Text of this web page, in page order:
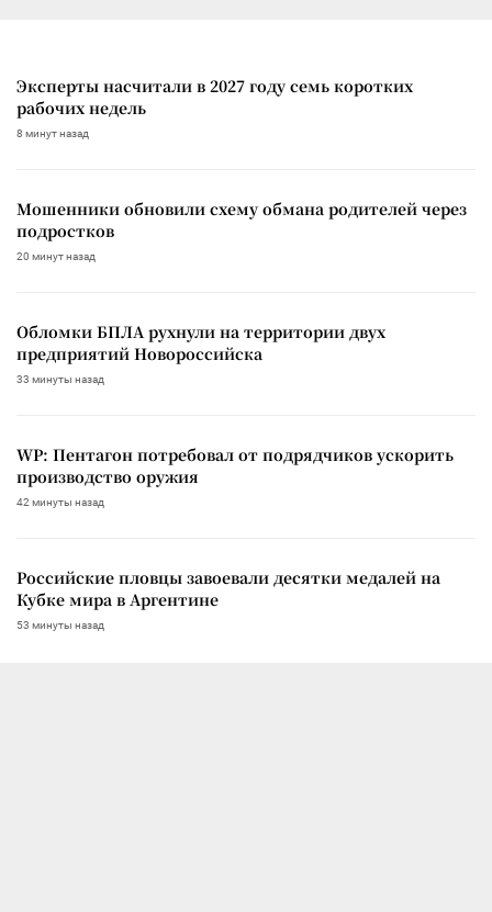
Эксперты насчитали в 2027 году семь коротких
рабочих недель
8 минут назад
Мошенники обновили схему обмана родителей через
подростков
20 минут назад
Обломки БПЛА рухнули на территории двух
предприятий Новороссийска
33 минуты назад
WP: Пентагон потребовал от подрядчиков ускорить
производство оружия
42 минуты назад
Российские пловцы завоевали десятки медалей на
Кубке мира в Аргентине
53 минуты назад